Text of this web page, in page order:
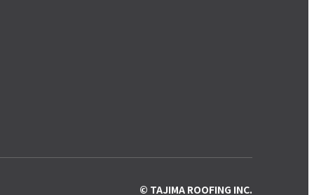
© TAJIMA ROOFING INC.